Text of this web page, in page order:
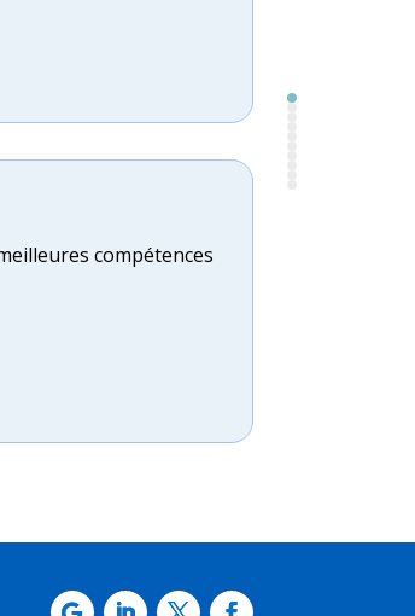
compétences